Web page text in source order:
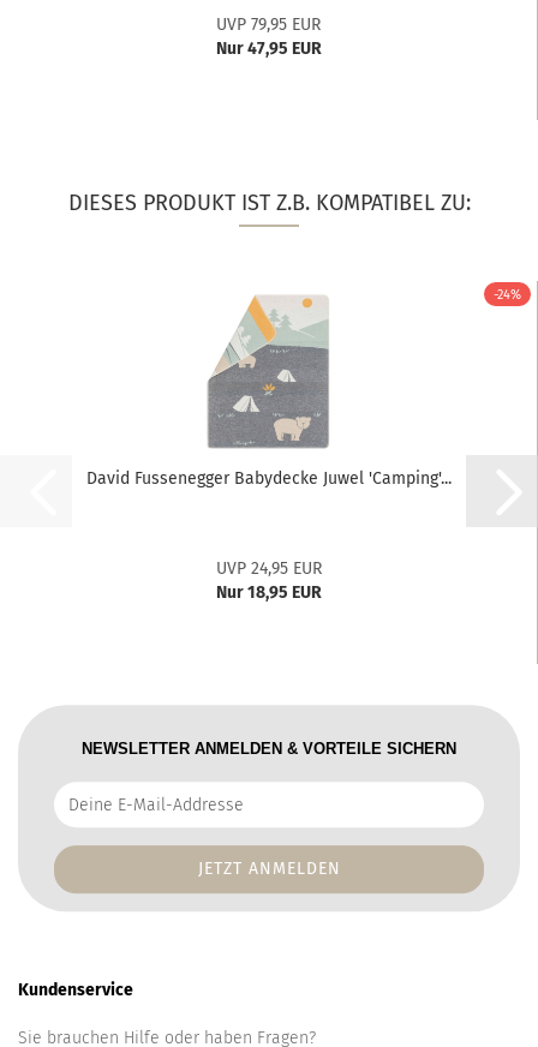
UVP 79,95 EUR
Nur 47,95 EUR
DIESES PRODUKT IST Z.B. KOMPATIBEL ZU:
-24%
David Fussenegger Babydecke Juwel 'Camping'...
UVP 24,95 EUR
Nur 18,95 EUR
NEWSLETTER ANMELDEN & VORTEILE SICHERN
Deine
E-
Addresse
Kundenservice
Sie brauchen Hilfe oder haben Fragen?